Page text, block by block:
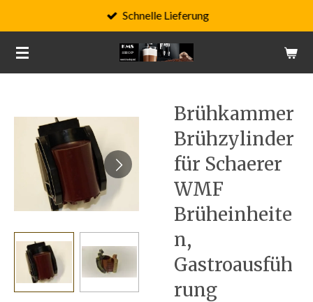
Hauptinhalt
springen
Schnelle Lieferung
Brühkammer
Brühzylinder
für Schaerer
WMF
Brüheinheite
n,
Gastroausfüh
rung